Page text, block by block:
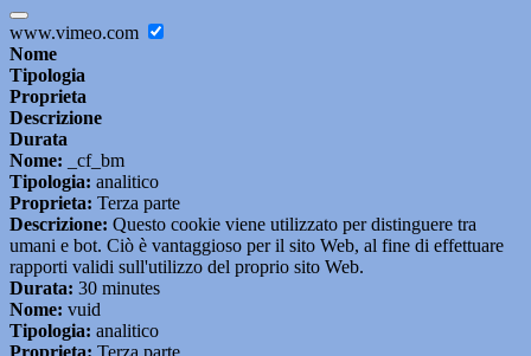
www.vimeo.com
Nome
Tipologia
Proprieta
Descrizione
Durata
Nome: _cf_bm
Tipologia: analitico
Proprieta: Terza parte
Descrizione: Questo cookie viene utilizzato per distinguere tra
umani e bot. Ciò è vantaggioso per il sito Web, al fine di effettuare
rapporti validi sull'utilizzo del proprio sito Web.
Durata: 30 minutes
Nome: vuid
Tipologia: analitico